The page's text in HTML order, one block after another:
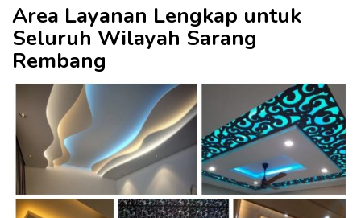
Area Layanan Lengkap untuk
Seluruh Wilayah Sarang
Rembang